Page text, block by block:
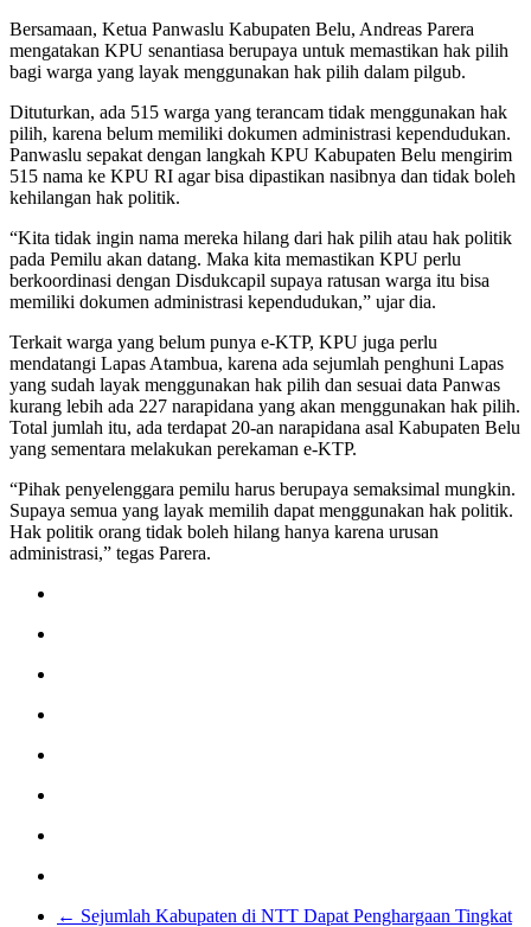
Bersamaan, Ketua Panwaslu Kabupaten Belu, Andreas Parera
mengatakan KPU senantiasa berupaya untuk memastikan hak pilih
bagi warga yang layak menggunakan hak pilih dalam pilgub.
Dituturkan, ada 515 warga yang terancam tidak menggunakan hak
pilih, karena belum memiliki dokumen administrasi kependudukan.
Panwaslu sepakat dengan langkah KPU Kabupaten Belu mengirim
515 nama ke KPU RI agar bisa dipastikan nasibnya dan tidak boleh
kehilangan hak politik.
“Kita tidak ingin nama mereka hilang dari hak pilih atau hak politik
pada Pemilu akan datang. Maka kita memastikan KPU perlu
berkoordinasi dengan Disdukcapil supaya ratusan warga itu bisa
memiliki dokumen administrasi kependudukan,” ujar dia.
Terkait warga yang belum punya e-KTP, KPU juga perlu
mendatangi Lapas Atambua, karena ada sejumlah penghuni Lapas
yang sudah layak menggunakan hak pilih dan sesuai data Panwas
kurang lebih ada 227 narapidana yang akan menggunakan hak pilih.
Total jumlah itu, ada terdapat 20-an narapidana asal Kabupaten Belu
yang sementara melakukan perekaman e-KTP.
“Pihak penyelenggara pemilu harus berupaya semaksimal mungkin.
Supaya semua yang layak memilih dapat menggunakan hak politik.
Hak politik orang tidak boleh hilang hanya karena urusan
administrasi,” tegas Parera.
← Sejumlah Kabupaten di NTT Dapat Penghargaan Tingkat